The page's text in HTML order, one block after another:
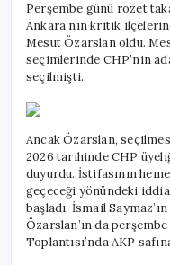
Perşembe günü rozet
Ankara’nın kritik
Mesut Özarslan oldu.
seçimlerinde CHP’nin
seçilmişti.
Ancak Özarslan,
2026 tarihinde CHP
duyurdu. İstifasının
geçeceği yönündeki
başladı. İsmail
Özarslan’ın da
Toplantısı’nda AKP